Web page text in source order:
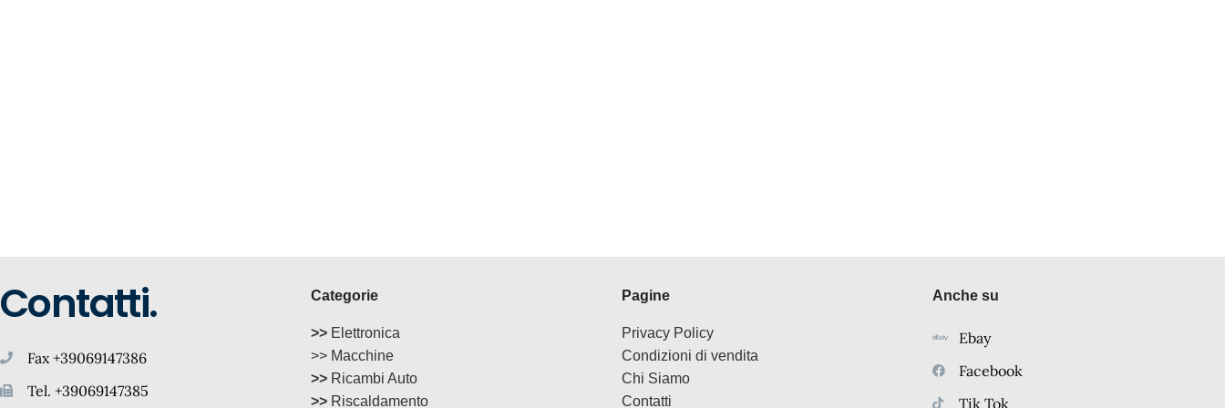
Contatti.
Fax +39069147386
Tel. +39069147385
Categorie
>>Elettronica
>> Macchine
>>Ricambi Auto
>>Riscaldamento
Pagine
Privacy Policy
Condizioni di vendita
Chi Siamo
Contatti
Anche su
Ebay
Facebook
Tik Tok